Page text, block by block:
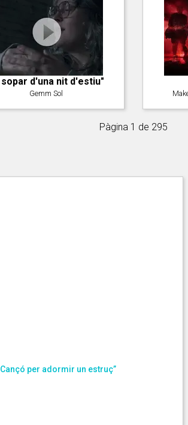
sopar d'una nit d'estiu"
Gemm Sol
Pàgina 1 de 295
per adormir un estruç”